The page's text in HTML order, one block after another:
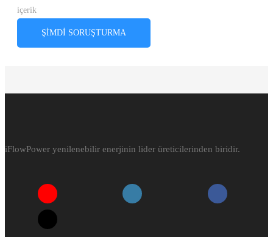
içerik
ŞIMDI SORUŞTURMA
iFlowPower yenilenebilir enerjinin lider üreticilerinden biridir.